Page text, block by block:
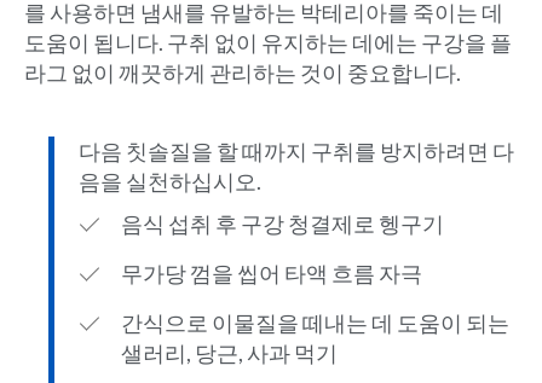
를 사용하면 냄새를 유발하는 박테리아를 죽이는 데
도움이 됩니다. 구취 없이 유지하는 데에는 구강을 플
라그 없이 깨끗하게 관리하는 것이 중요합니다.
다음 칫솔질을 할 때까지 구취를 방지하려면 다
음을 실천하십시오.
음식 섭취 후 구강 청결제로 헹구기
무가당 껌을 씹어 타액 흐름 자극
간식으로 이물질을 떼내는 데 도움이 되는
샐러리, 당근, 사과 먹기